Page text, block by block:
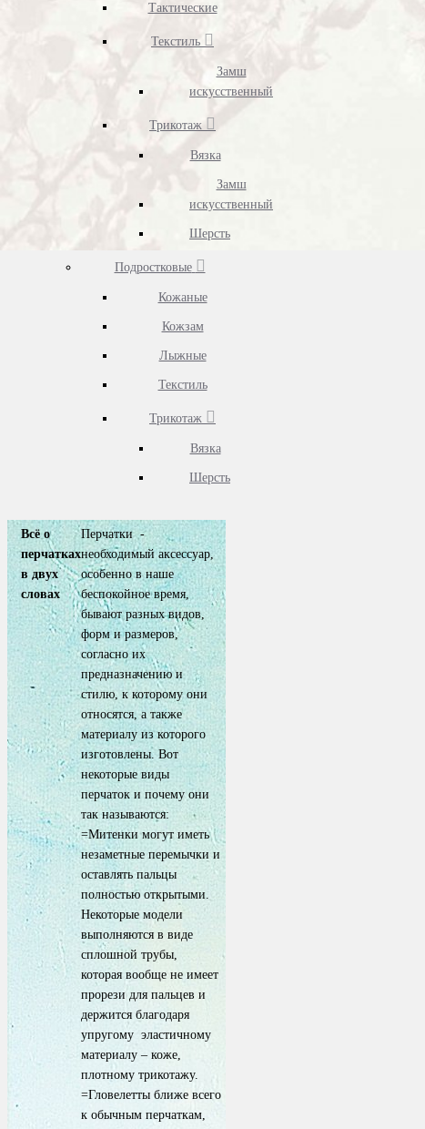
Тактические
Текстиль
Замш
искусственный
Трикотаж
Вязка
Замш
искусственный
Шерсть
Подростковые
Кожаные
Кожзам
Лыжные
Текстиль
Трикотаж
Вязка
Шерсть
Всё о
перчатках
в двух
словах
Перчатки -
необходимый аксессуар,
особенно в наше
беспокойное время,
бывают разных видов,
форм и размеров,
согласно их
предназначению и
стилю, к которому они
относятся, а также
материалу из которого
изготовлены. Вот
некоторые виды
перчаток и почему они
так называются:
=Митенки могут иметь
незаметные перемычки и
оставлять пальцы
полностью открытыми.
Некоторые модели
выполняются в виде
сплошной трубы,
которая вообще не имеет
прорези для пальцев и
держится благодаря
упругому эластичному
материалу – коже,
плотному трикотажу.
=Гловелетты ближе всего
к обычным перчаткам,